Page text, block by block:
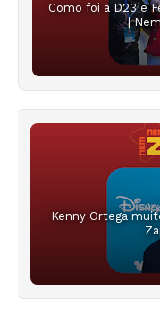
Como foi a D23 e
|
Kenny Ortega